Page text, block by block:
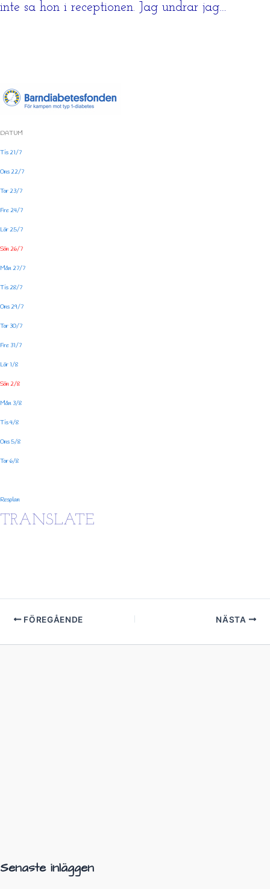
inte sa hon i receptionen. Jag undrar jag…
DATUM
Tis 21/7
Ons 22/7
Tor 23/7
Fre 24/7
Lör 25/7
Sön 26/7
Mån 27/7
Tis 28/7
Ons 29/7
Tor 30/7
Fre 31/7
Lör 1/8
Sön 2/8
Mån 3/8
Tis 4/8
Ons 5/8
Tor 6/8
Resplan
TRANSLATE
FÖREGÅENDE NÄSTA
Senaste inläggen